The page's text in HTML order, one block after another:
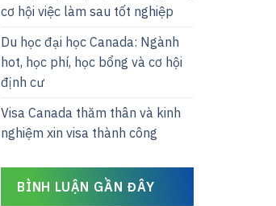
cơ hội việc làm sau tốt nghiệp
Du học đại học Canada: Ngành
hot, học phí, học bổng và cơ hội
định cư
Visa Canada thăm thân và kinh
nghiệm xin visa thành công
BÌNH LUẬN GẦN ĐÂY